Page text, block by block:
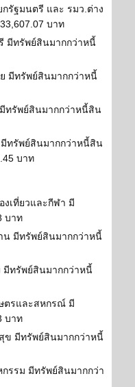
รัฐมนตรี และ รมว.ต่าง
บาท
มีทรัพย์สินมากกว่าหนี้
มีทรัพย์สินมากกว่าหนี้
ทรัพย์สินมากกว่าหนี้สิน
ทรัพย์สินมากกว่าหนี้สิน
บาท
เที่ยวและกีฬา มี
บาท
น มีทรัพย์สินมากกว่าหนี้
มีทรัพย์สินมากกว่าหนี้
ตรและสหกรณ์ มี
บาท
มีทรัพย์สินมากกว่าหนี้
รรม มีทรัพย์สินมากกว่า